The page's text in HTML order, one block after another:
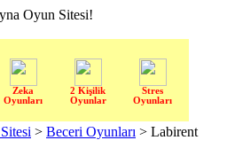
Oyun Sitesi!
Zeka
Oyunları
2 Kişilik
Oyunlar
Stres
Oyunları
> Beceri Oyunları > Labirent